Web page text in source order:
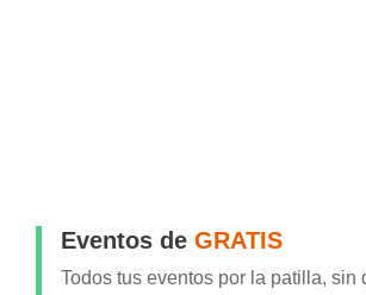
Eventos de GRATIS
Todos tus eventos por la patilla, sin